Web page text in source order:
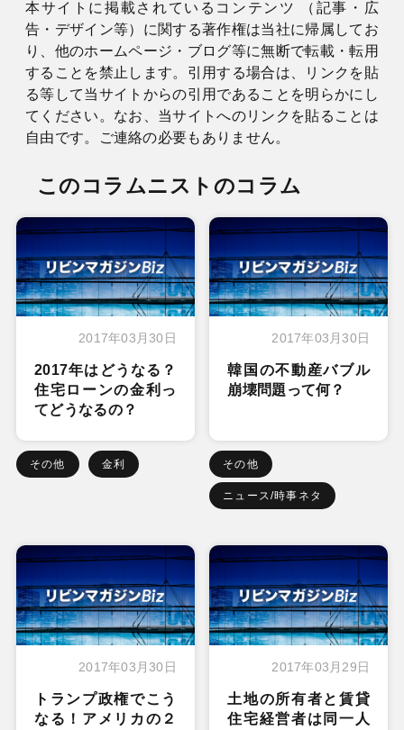
本サイトに掲載されているコンテンツ （記事・広
告・デザイン等）に関する著作権は当社に帰属してお
り、他のホームページ・ブログ等に無断で転載・転用
することを禁止します。引用する場合は、リンクを貼
る等して当サイトからの引用であることを明らかにし
てください。なお、当サイトへのリンクを貼ることは
自由です。ご連絡の必要もありません。
このコラムニストのコラム
2017年03月30日
2017年はどうなる？
住宅ローンの金利っ
てどうなるの？
その他 金利
2017年03月30日
韓国の不動産バブル
崩壊問題って何？
その他
ニュース/時事ネタ
2017年03月30日
トランプ政権でこう
なる！アメリカの２
2017年03月29日
土地の所有者と賃貸
住宅経営者は同一人